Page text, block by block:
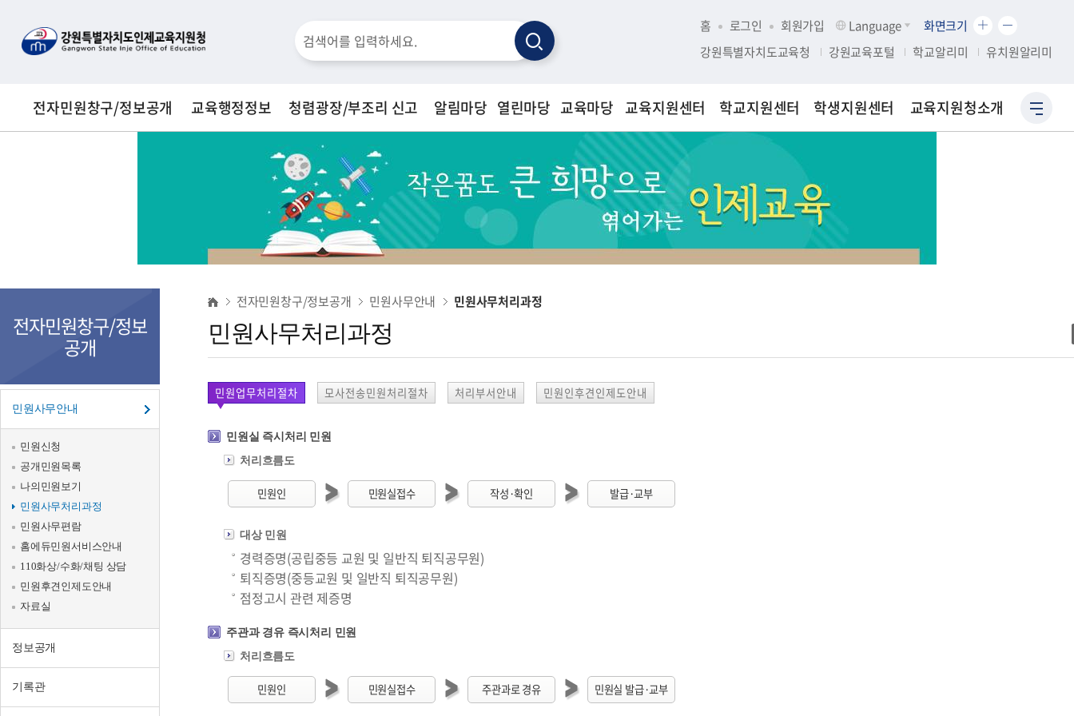
검
창
합
검
색
검
홈 로그인 회원가입 Language 화면크기
면
크
확
화
면
크
강원특별자치도교육청 강원교육포털 학교알리미 유치원알리미
전자민원창구/정보공개 교육행정정보 청렴광장/부조리 신고 알림마당 열린마당 교육마당 교육지원센터 학교지원센터 학생지원센터 교육지원청소개
사
이
전자민원창구/정보
공개
민원사무안내
민원신청
공개민원목록
나의민원보기
민원사무처리과정
민원사무편람
홈에듀민원서비스안내
110화상/수화/채팅 상담
민원후견인제도안내
자료실
정보공개
기록관
원
사
처
리
과
전자민원창구/정보공개 민원사무안내 민원사무처리과정
민원사무처리과정
민원업무처리절차 모사전송민원처리절차 처리부서안내 민원인후견인제도안내
민원실 즉시처리 민원
처리흐름도
민원인 민원실접수 작성·확인 발급·교부
대상 민원
경력증명(공립중등 교원 및 일반직 퇴직공무원)
퇴직증명(중등교원 및 일반직 퇴직공무원)
점정고시 관련 제증명
주관과 경유 즉시처리 민원
처리흐름도
민원인 민원실접수 주관과로 경유 민원실 발급·교부